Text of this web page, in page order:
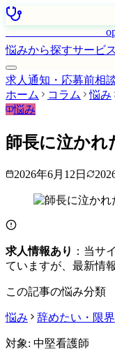
悩みから探すサービス
求人通知・応募前相
ホーム
コラム 悩み
悩み
師長に泣かれ
2026年6月12日
求人情報あり ：当サ
ていますが、最新情
この記事の悩み分類
悩み 辞めたい・限界
対象: 中堅看護師